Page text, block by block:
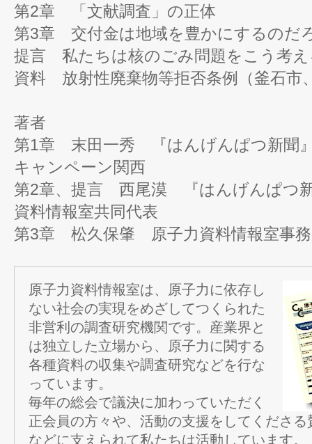
第2章 「文献調査」の正体
第3章 交付金は地域を豊かにするのだ
提言 私たちは核のごみ問題をこう考え
資料 放射性廃棄物等拒否条例（釜石市
著者
第1章 末田一秀 『はんげんぱつ新聞
キャンペーン関西
第2章、提言 西尾漠 『はんげんぱつ
資料情報室共同代表
第3章 松久保肇 原子力資料情報室事
原子力資料情報室は、原子力に依存し
ない社会の実現をめざしてつくられた
非営利の調査研究機関です。産業界と
は独立した立場から、原子力に関する
各種資料の収集や調査研究などを行な
っています。
毎年の総会で議決に加わっていただく
正会員の方々や、活動の支援をしてくださ
などに支えられて私たちは活動しています。